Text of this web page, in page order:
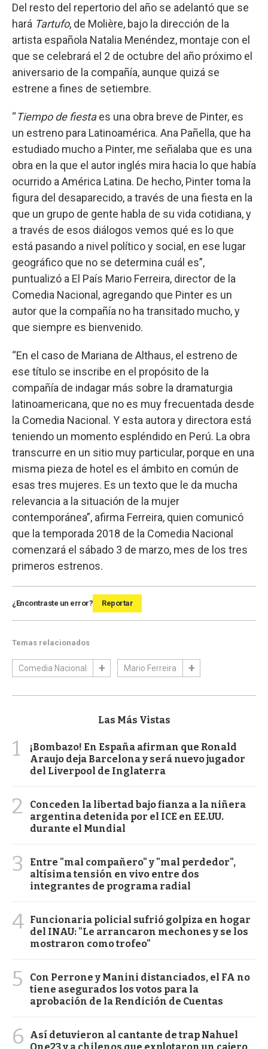
Del resto del repertorio del año se adelantó que se
hará Tartufo, de Molière, bajo la dirección de la
artista española Natalia Menéndez, montaje con el
que se celebrará el 2 de octubre del año próximo el
aniversario de la compañía, aunque quizá se
estrene a fines de setiembre.
“Tiempo de fiestaes una obra breve de Pinter, es
un estreno para Latinoamérica. Ana Pañella, que ha
estudiado mucho a Pinter, me señalaba que es una
obra en la que el autor inglés mira hacia lo que había
ocurrido a América Latina. De hecho, Pinter toma la
figura del desaparecido, a través de una fiesta en la
que un grupo de gente habla de su vida cotidiana, y
a través de esos diálogos vemos qué es lo que
está pasando a nivel político y social, en ese lugar
geográfico que no se determina cuál es”,
puntualizó a El País Mario Ferreira, director de la
Comedia Nacional, agregando que Pinter es un
autor que la compañía no ha transitado mucho, y
que siempre es bienvenido.
“En el caso de Mariana de Althaus, el estreno de
ese título se inscribe en el propósito de la
compañía de indagar más sobre la dramaturgia
latinoamericana, que no es muy frecuentada desde
la Comedia Nacional. Y esta autora y directora está
teniendo un momento espléndido en Perú. La obra
transcurre en un sitio muy particular, porque en una
misma pieza de hotel es el ámbito en común de
esas tres mujeres. Es un texto que le da mucha
relevancia a la situación de la mujer
contemporánea”, afirma Ferreira, quien comunicó
que la temporada 2018 de la Comedia Nacional
comenzará el sábado 3 de marzo, mes de los tres
primeros estrenos.
¿Encontraste un error? Reportar
Temas relacionados
Comedia Nacional Mario Ferreira
Las Más Vistas
1
¡Bombazo! En España afirman que Ronald
Araujo deja Barcelona y será nuevo jugador
del Liverpool de Inglaterra
2
Conceden la libertad bajo fianza a la niñera
argentina detenida por el ICE en EE.UU.
durante el Mundial
3
Entre "mal compañero" y "mal perdedor",
altísima tensión en vivo entre dos
integrantes de programa radial
4 Funcionaria policial sufrió golpiza en hogar
del INAU: "Le arrancaron mechones y se los
mostraron como trofeo"
5
Con Perrone y Manini distanciados, el FA no
tiene asegurados los votos para la
aprobación de la Rendición de Cuentas
6
Así detuvieron al cantante de trap Nahuel